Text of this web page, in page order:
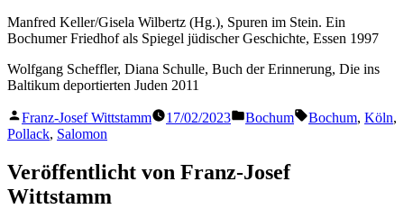
Manfred Keller/Gisela Wilbertz (Hg.), Spuren im Stein. Ein
Bochumer Friedhof als Spiegel jüdischer Geschichte, Essen 1997
Wolfgang Scheffler, Diana Schulle, Buch der Erinnerung, Die ins
Baltikum deportierten Juden 2011
Veröffentlicht
von
Franz-Josef Wittstamm 17/02/2023
Veröffentlicht
Bochum Schlagwörter:
Bochum, Köln,
Pollack, Salomon
Veröffentlicht von Franz-Josef
Wittstamm